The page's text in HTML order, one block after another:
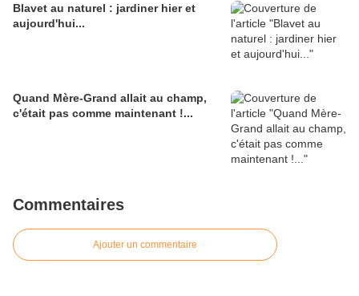
Blavet au naturel : jardiner hier et
aujourd'hui...
Quand Mère-Grand allait au champ,
c'était pas comme maintenant !...
Commentaires
Ajouter un commentaire